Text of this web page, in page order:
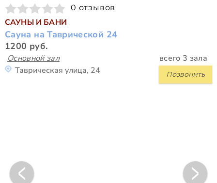
0 отзывов
САУНЫ И БАНИ
Сауна на Таврической 24
1200 руб.
Основной зал всего 3 зала
Позвонить
Таврическая улица, 24